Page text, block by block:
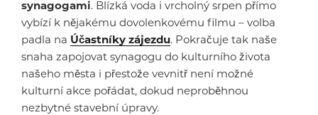
synagogami. Blízká voda i vrcholný srpen přímo
vybízí k nějakému dovolenkovému filmu – volba
padla na Účastníky zájezdu. Pokračuje tak naše
snaha zapojovat synagogu do kulturního života
našeho města i přestože vevnitř není možné
kulturní akce pořádat, dokud neproběhnou
nezbytné stavební úpravy.